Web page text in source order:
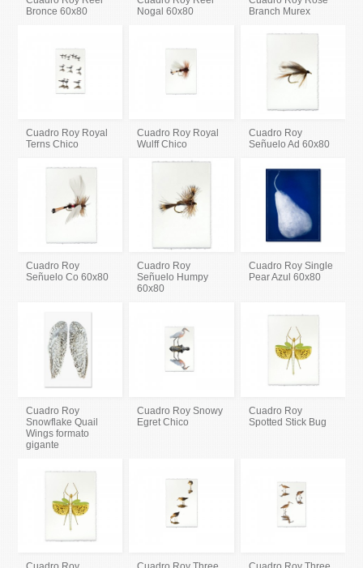
Bronce 60x80
Nogal 60x80
Branch Murex
Cuadro Roy Royal
Terns Chico
Cuadro Roy Royal
Wulff Chico
Cuadro Roy
Señuelo Ad 60x80
Cuadro Roy
Señuelo Co 60x80
Cuadro Roy
Señuelo Humpy
60x80
Cuadro Roy Single
Pear Azul 60x80
Cuadro Roy
Snowflake Quail
Wings formato
gigante
Cuadro Roy Snowy
Egret Chico
Cuadro Roy
Spotted Stick Bug